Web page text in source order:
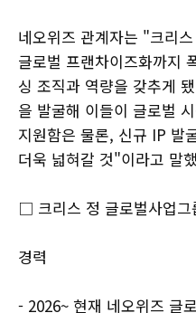
네오위즈 관계자는 "크리
글로벌 프랜차이즈화까지
싱 조직과 역량을 갖추게
을 발굴해 이들이 글로벌
지원함은 물론, 신규 IP 발
더욱 넓혀갈 것"이라고 말
□ 크리스 정 글로벌사업그
경력
- 2026~ 현재 네오위즈 글